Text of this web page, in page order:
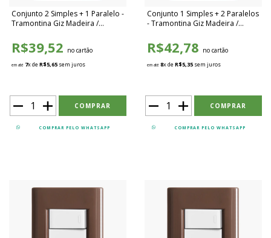
Conjunto 2 Simples + 1 Paralelo -
Tramontina Giz Madeira /
R$39,52 no cartão
em até 7x deR$5,65 sem juros
COMPRAR PELO WHATSAPP
Conjunto 1 Simples + 2 Paralelos
- Tramontina Giz Madeira /
R$42,78 no cartão
em até 8x deR$5,35 sem juros
COMPRAR PELO WHATSAPP